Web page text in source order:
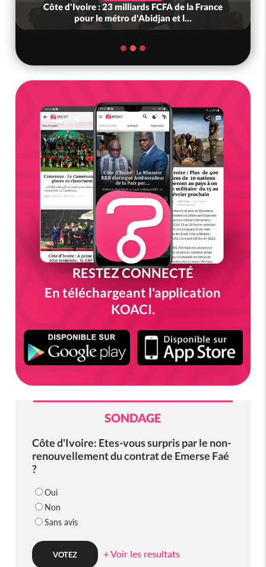
Côte d'Ivoire : 23 milliards FCFA de la France
pour le métro d'Abidjan et l...
RESTEZ CONNECTÉ
En téléchargeant l'application
KOACI.
SONDAGE
Côte d'Ivoire: Etes-vous surpris par le non-
renouvellement du contrat de Emerse Faé
?
Oui
Non
Sans avis
+ Voir les resultats